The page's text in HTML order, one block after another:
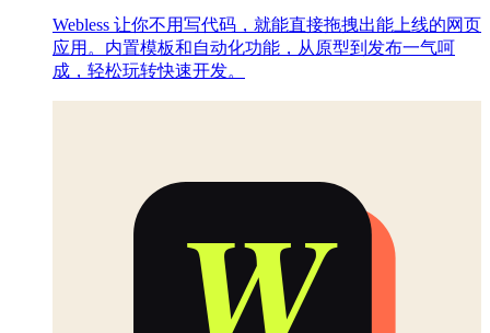
Webless 让你不用写代码，就能直接拖拽出能上线的网页
应用。内置模板和自动化功能，从原型到发布一气呵
成，轻松玩转快速开发。